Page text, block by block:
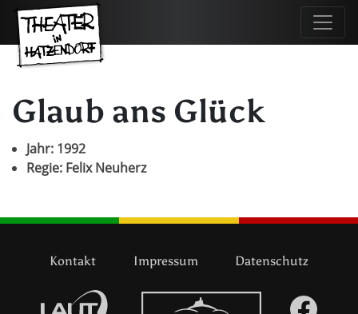
Glaub ans Glück
Jahr: 1992
Regie: Felix Neuherz
Kontakt Impressum Datenschutz
Vulkanland